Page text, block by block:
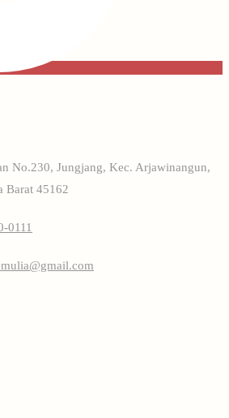
No.230, Jungjang, Kec. Arjawinangun,
Barat 45162
0111